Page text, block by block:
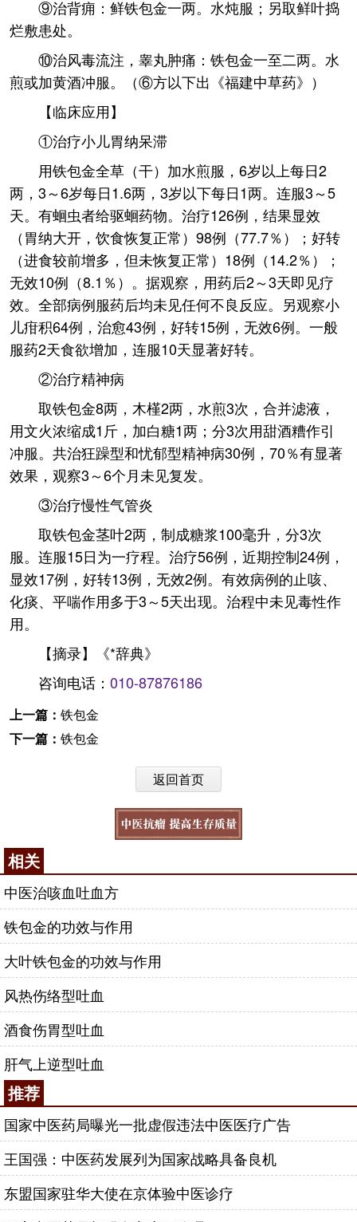
⑨治背痈：鲜铁包金一两。水炖服；另取鲜叶捣
烂敷患处。
⑩治风毒流注，睾丸肿痛：铁包金一至二两。水
煎或加黄酒冲服。（⑥方以下出《福建中草药》）
【临床应用】
①治疗小儿胃纳呆滞
用铁包金全草（干）加水煎服，6岁以上每日2
两，3～6岁每日1.6两，3岁以下每日1两。连服3～5
天。有蛔虫者给驱蛔药物。治疗126例，结果显效
（胃纳大开，饮食恢复正常）98例（77.7％）；好转
（进食较前增多，但未恢复正常）18例（14.2％）；
无效10例（8.1％）。据观察，用药后2～3天即见疗
效。全部病例服药后均未见任何不良反应。另观察小
儿疳积64例，治愈43例，好转15例，无效6例。一般
服药2天食欲增加，连服10天显著好转。
②治疗精神病
取铁包金8两，木槿2两，水煎3次，合并滤液，
用文火浓缩成1斤，加白糖1两；分3次用甜酒糟作引
冲服。共治狂躁型和忧郁型精神病30例，70％有显著
效果，观察3～6个月未见复发。
③治疗慢性气管炎
取铁包金茎叶2两，制成糖浆100毫升，分3次
服。连服15日为一疗程。治疗56例，近期控制24例，
显效17例，好转13例，无效2例。有效病例的止咳、
化痰、平喘作用多于3～5天出现。治程中未见毒性作
用。
【摘录】《*辞典》
咨询电话： 010-87876186
上一篇： 铁包金
下一篇： 铁包金
返回首页
相关
中医治咳血吐血方
铁包金的功效与作用
大叶铁包金的功效与作用
风热伤络型吐血
酒食伤胃型吐血
肝气上逆型吐血
推荐
国家中医药局曝光一批虚假违法中医医疗广告
王国强：中医药发展列为国家战略具备良机
东盟国家驻华大使在京体验中医诊疗